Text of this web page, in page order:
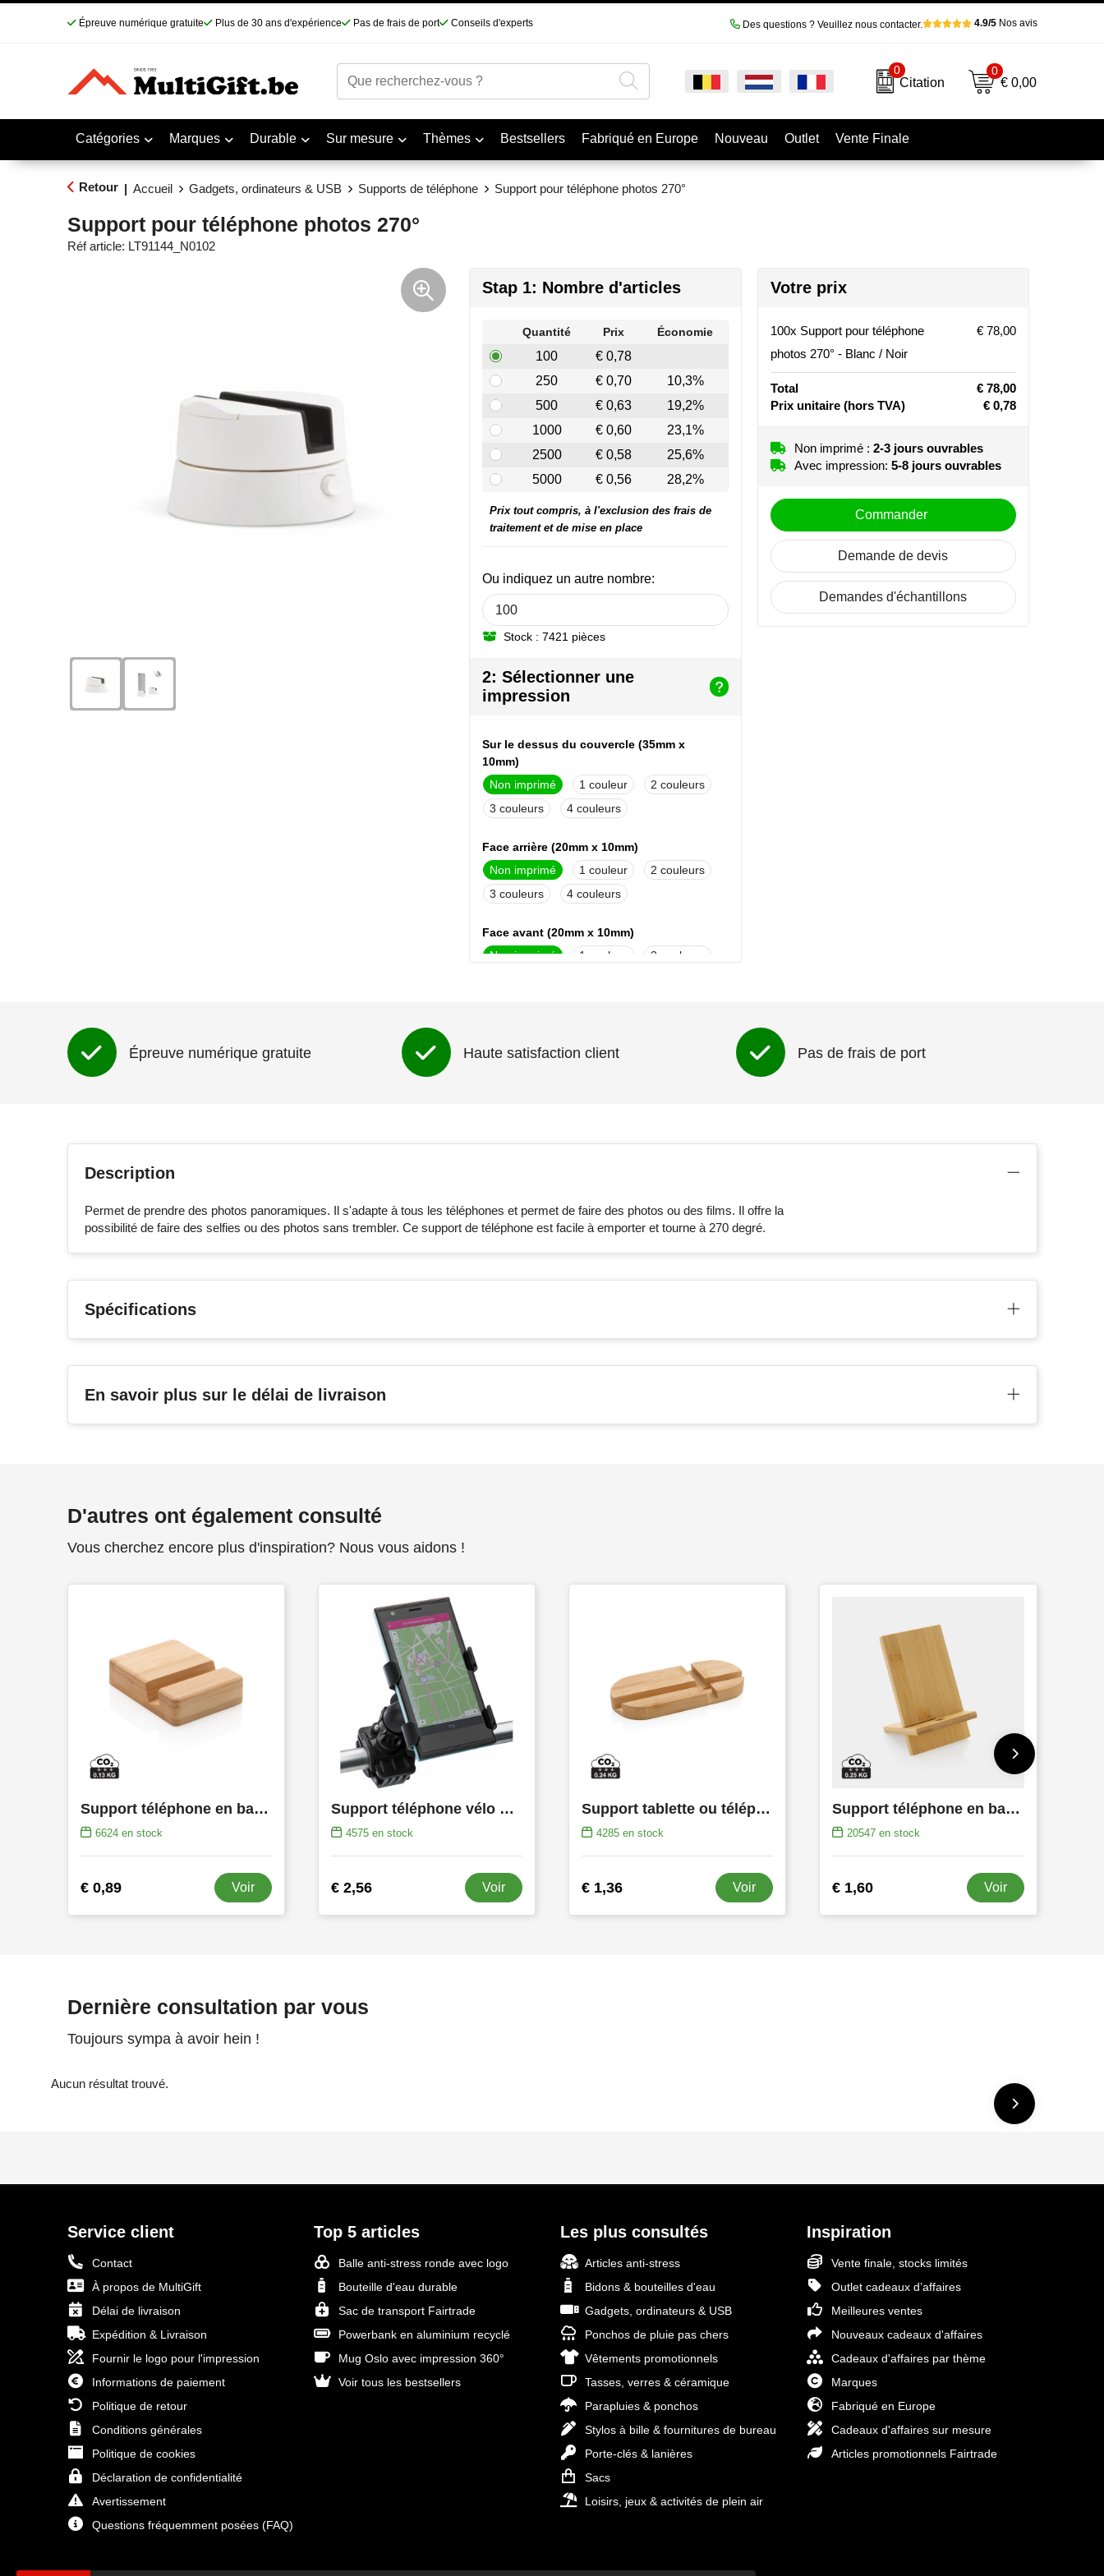
Épreuve numérique gratuite Plus de 30 ans d'expérience Pas de frais de port Conseils d'experts Des questions ? Veuillez nous contacter. 4.9/5Nos avis
0
Citation
0
€ 0,00
Catégories Marques Durable Sur mesure Thèmes Bestsellers Fabriqué en Europe Nouveau Outlet Vente Finale
Retour | Accueil Gadgets, ordinateurs & USB Supports de téléphone Support pour téléphone photos 270°
Support pour téléphone photos 270°
Réf article: LT91144_N0102
Stap 1: Nombre d'articles
Quantité Prix Économie
100
€ 0,78
250
€ 0,70
10,3%
500
€ 0,63
19,2%
1000
€ 0,60
23,1%
2500
€ 0,58
25,6%
5000
€ 0,56 28,2%
Ou indiquez un autre nombre:
Stock : 7421 pièces
Prix tout compris, à l'exclusion des frais de
traitement et de mise en place
2: Sélectionner une
impression
Sur le dessus du couvercle (35mm x
10mm)
Non imprimé
1
2
3
4
Face arrière (20mm x 10mm)
Non imprimé
1
2
3
4
Face avant (20mm x 10mm)
Non imprimé
1
2
Votre prix
100x Support pour téléphone
photos 270° - Blanc / Noir
€ 78,00
Total
€ 78,00
Prix unitaire(hors TVA) € 0,78
Non imprimé : 2-3 jours ouvrables
Avec impression: 5-8 jours ouvrables
Commander
Demande de devis
Demandes d'échantillons
Épreuve numérique gratuite Haute satisfaction client Pas de frais de port
Description
Permet de prendre des photos panoramiques. Il s'adapte à tous les téléphones et permet de faire des photos ou des films. Il offre la
possibilité de faire des selfies ou des photos sans trembler. Ce support de téléphone est facile à emporter et tourne à 270 degré.
Spécifications
En savoir plus sur le délai de livraison
D'autres ont également consulté
Vous cherchez encore plus d'inspiration? Nous vous aidons !
Support téléphone en bambou
6624en stock
€ 0,89 Voir
Support téléphone vélo Everett
4575en stock
€ 2,56 Voir
Support tablette ou téléphone en bambou
4285 en stock
€ 1,36 Voir
Support téléphone en bambou dans une boîte kraft
20547 en stock
€ 1,60 Voir
Dernière consultation par vous
Toujours sympa à avoir hein !
Aucun résultat trouvé.
Service client
Contact
À propos de MultiGift
Délai de livraison
Expédition & Livraison
Fournir le logo pour l'impression
Informations de paiement
Politique de retour
Conditions générales
Politique de cookies
Déclaration de confidentialité
Avertissement
Questions fréquemment posées (FAQ)
Top 5 articles
Balle anti-stress ronde avec logo
Bouteille d'eau durable
Sac de transport Fairtrade
Powerbank en aluminium recyclé
Mug Oslo avec impression 360°
Voir tous les bestsellers
Les plus consultés
Articles anti-stress
Bidons & bouteilles d'eau
Gadgets, ordinateurs & USB
Ponchos de pluie pas chers
Vêtements promotionnels
Tasses, verres & céramique
Parapluies & ponchos
Stylos à bille & fournitures de bureau
Porte-clés & lanières
Sacs
Loisirs, jeux & activités de plein air
Inspiration
Vente finale, stocks limités
Outlet cadeaux d’affaires
Meilleures ventes
Nouveaux cadeaux d'affaires
Cadeaux d'affaires par thème
Marques
Fabriqué en Europe
Cadeaux d'affaires sur mesure
Articles promotionnels Fairtrade